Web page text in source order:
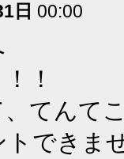
日 00:00
！
てんて
できま